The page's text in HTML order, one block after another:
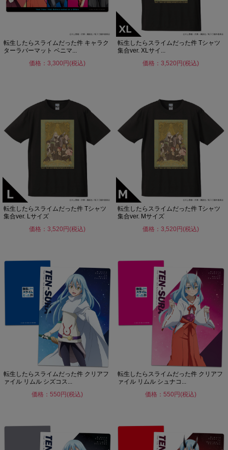
転生したらスライムだった件 キャラク
ターラバーマット ベニマ...
価格：3,300円(税込)
転生したらスライムだった件 Tシャツ
集合ver. XLサイ...
価格：3,520円(税込)
転生したらスライムだった件 Tシャツ
集合ver. Lサイズ
価格：3,520円(税込)
転生したらスライムだった件 Tシャツ
集合ver. Mサイズ
価格：3,520円(税込)
転生したらスライムだった件 クリアフ
ァイル リムル シズコス...
価格：550円(税込)
転生したらスライムだった件 クリアフ
ァイル リムル シュナコ...
価格：550円(税込)